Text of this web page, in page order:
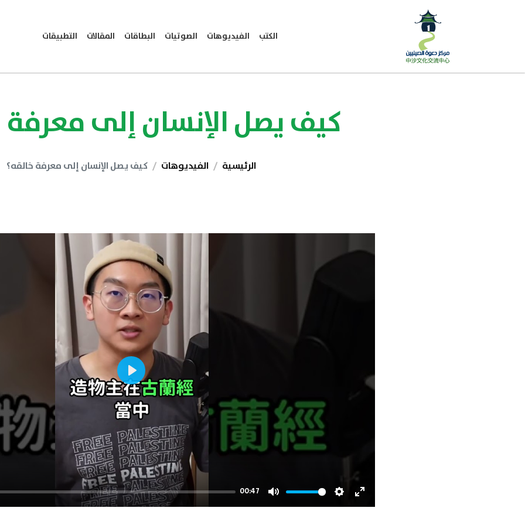
الكتب الفيديوهات الصوتيات البطاقات المقالات التطبيقات
كيف يصل الإنسان إلى معرفة
الرئيسية الفيديوهات كيف يصل الإنسان إلى معرفة خالقه؟
00:47
Mute Settings
Enter
Play